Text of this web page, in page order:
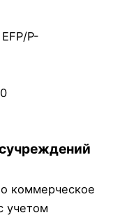
P-
коммерческое
учетом